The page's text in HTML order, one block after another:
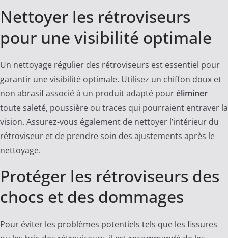
Nettoyer les rétroviseurs
pour une visibilité optimale
Un nettoyage régulier des rétroviseurs est essentiel pour
garantir une visibilité optimale. Utilisez un chiffon doux et
non abrasif associé à un produit adapté pouréliminer
toute saleté, poussière ou traces qui pourraient entraver la
vision. Assurez-vous également de nettoyer l’intérieur du
rétroviseur et de prendre soin des ajustements après le
nettoyage.
Protéger les rétroviseurs des
chocs et des dommages
Pour éviter les problèmes potentiels tels que les fissures